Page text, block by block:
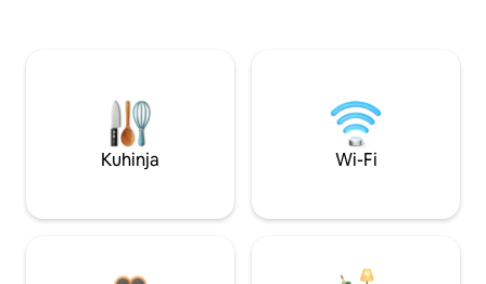
Kuhinja Wi-Fi